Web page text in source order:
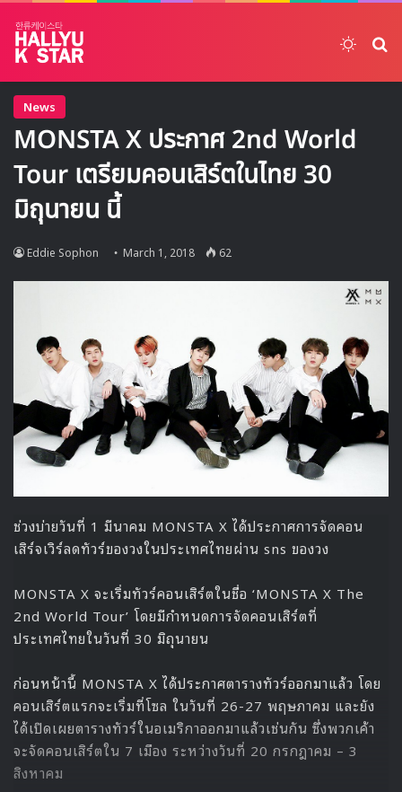
News
MONSTA X ประกาศ 2nd World
Tour เตรียมคอนเสิร์ตในไทย 30
มิถุนายน นี้
Eddie Sophon March 1, 2018 62
ช่วงบ่ายวันที่ 1 มีนาคม MONSTA X ได้ประกาศการจัดคอน
เสิร์จเวิร์ลดทัวร์ของวงในประเทศไทยผ่าน sns ของวง
MONSTA X จะเริ่มทัวร์คอนเสิร์ตในชื่อ ‘MONSTA X The
2nd World Tour’ โดยมีกำหนดการจัดคอนเสิร์ตที่
ประเทศไทยในวันที่ 30 มิถุนายน
ก่อนหน้านี้ MONSTA X ได้ประกาศตารางทัวร์ออกมาแล้ว โดย
คอนเสิร์ตแรกจะเริ่มที่โซล ในวันที่ 26-27 พฤษภาคม และยัง
ได้เปิดเผยตารางทัวร์ในอเมริกาออกมาแล้วเช่นกัน ซึ่งพวกเค้า
จะจัดคอนเสิร์ตใน 7 เมือง ระหว่างวันที่ 20 กรกฎาคม – 3
สิงหาคม